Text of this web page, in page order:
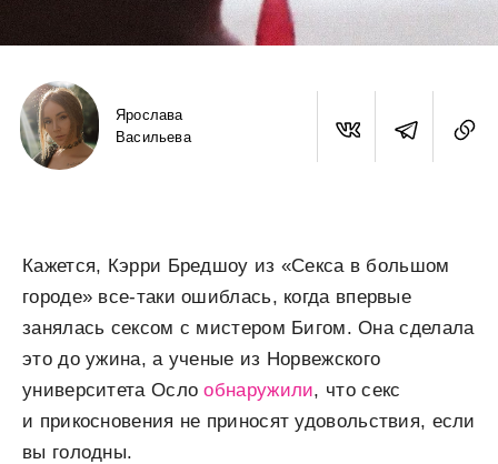
Ярослава
Васильева
Кажется, Кэрри Бредшоу из «Секса в большом
городе» все-таки ошиблась, когда впервые
занялась сексом с мистером Бигом. Она сделала
это до ужина, а ученые из Норвежского
университета Ослообнаружили, что секс
и прикосновения не приносят удовольствия, если
вы голодны.